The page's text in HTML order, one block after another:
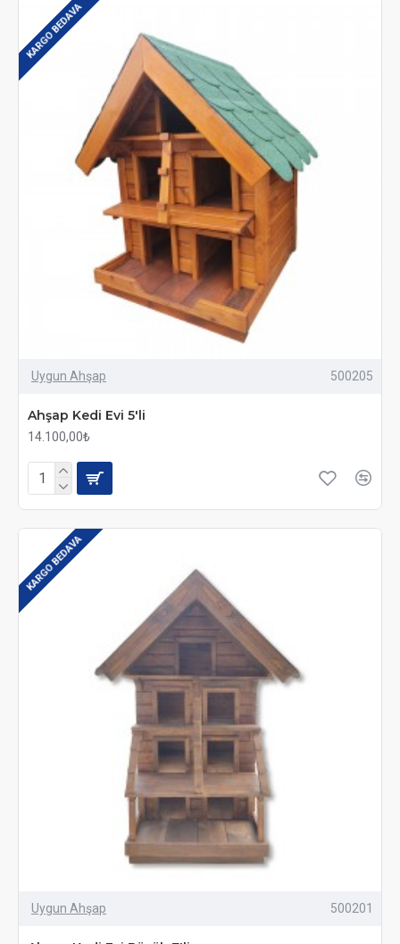
KARGO BEDAVA
Uygun Ahşap 500205
Ahşap Kedi Evi 5'li
14.100,00₺
KARGO BEDAVA
Uygun Ahşap 500201